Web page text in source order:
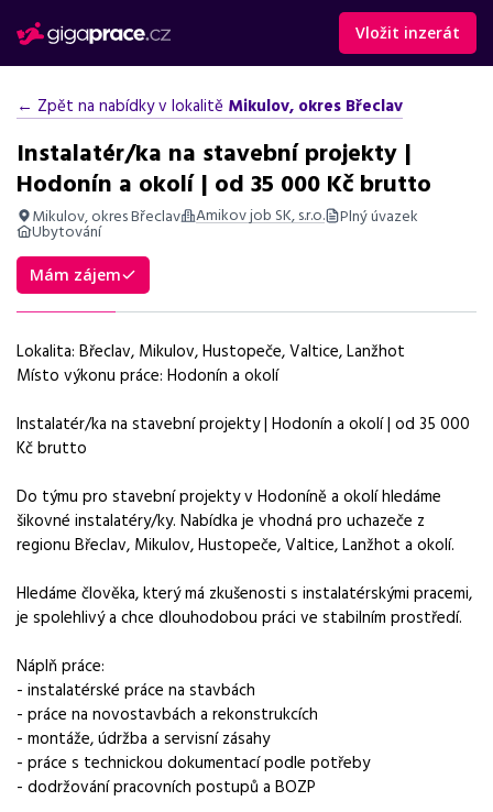
Vložit inzerát
← Zpět na nabídky v lokalitě Mikulov, okres Břeclav
Instalatér/ka na stavební projekty |
Hodonín a okolí | od 35 000 Kč brutto
Mikulov, okres Břeclav Amikov job SK, s.r.o. Plný úvazek
Ubytování
Shrnutí nabídky
Nabídka práce instalatéra v Hodoníně a okolí, mzda od 35 000
Základní informace
Pozice
Instalatér na stavební projekty
Normalizovaná profese
instalatér
Obor / skupina
stavebnictví
Lokalita nabídky
Mikulov, okres Břeclav
Místo výkonu práce
Hodonín
Zaměstnavatel / agentura
Amikov job SK, s.r.o.
Mám zájem
Lokalita: Břeclav, Mikulov, Hustopeče, Valtice, Lanžhot
Místo výkonu práce: Hodonín a okolí
Instalatér/ka na stavební projekty | Hodonín a okolí | od 35 000
Kč brutto
Do týmu pro stavební projekty v Hodoníně a okolí hledáme
šikovné instalatéry/ky. Nabídka je vhodná pro uchazeče z
regionu Břeclav, Mikulov, Hustopeče, Valtice, Lanžhot a okolí.
Hledáme člověka, který má zkušenosti s instalatérskými pracemi,
je spolehlivý a chce dlouhodobou práci ve stabilním prostředí.
Náplň práce:
- instalatérské práce na stavbách
- práce na novostavbách a rekonstrukcích
- montáže, údržba a servisní zásahy
- práce s technickou dokumentací podle potřeby
- dodržování pracovních postupů a BOZP